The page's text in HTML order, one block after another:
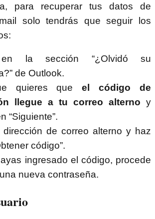
para recuperar tus datos de
solo tendrás que seguir los
en la sección “¿Olvidó su
de Outlook.
quieres queel código de
llegue a tu correo alterno y
“Siguiente”.
dirección de correo alterno y haz
código”.
ingresado el código, procede
nueva contraseña.